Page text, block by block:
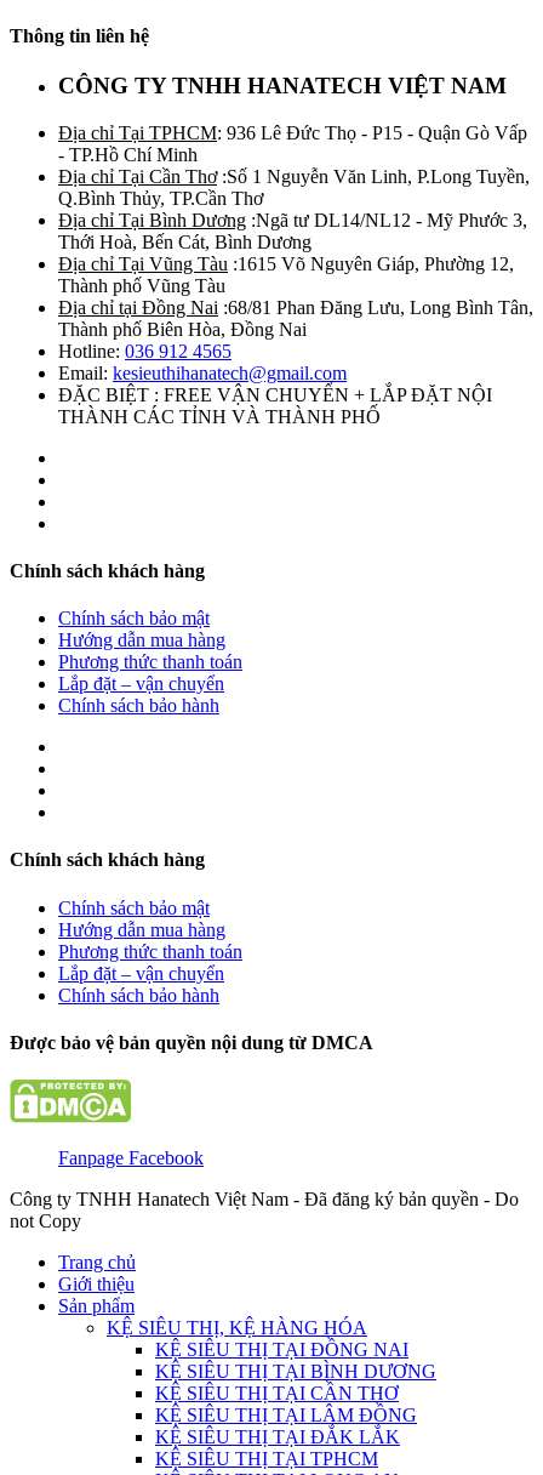
Thông tin liên hệ
CÔNG TY TNHH HANATECH VIỆT NAM
Địa chỉ Tại TPHCM: 936 Lê Đức Thọ - P15 - Quận Gò Vấp
- TP.Hồ Chí Minh
Địa chỉ Tại Cần Thơ:Số 1 Nguyễn Văn Linh, P.Long Tuyền,
Q.Bình Thủy, TP.Cần Thơ
Địa chỉ Tại Bình Dương :Ngã tư DL14/NL12 - Mỹ Phước 3,
Thới Hoà, Bến Cát, Bình Dương
Địa chỉ Tại Vũng Tàu :1615 Võ Nguyên Giáp, Phường 12,
Thành phố Vũng Tàu
Địa chỉ tại Đồng Nai :68/81 Phan Đăng Lưu, Long Bình Tân,
Thành phố Biên Hòa, Đồng Nai
Hotline: 036 912 4565
Email: kesieuthihanatech@gmail.com
ĐẶC BIỆT : FREE VẬN CHUYỂN + LẮP ĐẶT NỘI
THÀNH CÁC TỈNH VÀ THÀNH PHỐ
Chính sách khách hàng
Chính sách bảo mật
Hướng dẫn mua hàng
Phương thức thanh toán
Lắp đặt – vận chuyển
Chính sách bảo hành
Chính sách khách hàng
Chính sách bảo mật
Hướng dẫn mua hàng
Phương thức thanh toán
Lắp đặt – vận chuyển
Chính sách bảo hành
Được bảo vệ bản quyền nội dung từ DMCA
Fanpage Facebook
Công ty TNHH Hanatech Việt Nam - Đã đăng ký bản quyền - Do
not Copy
Trang chủ
Giới thiệu
Sản phẩm
KỆ SIÊU THỊ, KỆ HÀNG HÓA
KỆ SIÊU THỊ TẠI ĐỒNG NAI
KỆ SIÊU THỊ TẠI BÌNH DƯƠNG
KỆ SIÊU THỊ TẠI CẦN THƠ
KỆ SIÊU THỊ TẠI LÂM ĐỒNG
KỆ SIÊU THỊ TẠI ĐẮK LẮK
KỆ SIÊU THỊ TẠI TPHCM